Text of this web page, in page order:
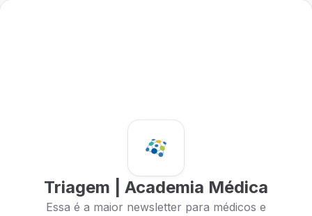
Triagem | Academia Médica
Essa é a maior newsletter para médicos e